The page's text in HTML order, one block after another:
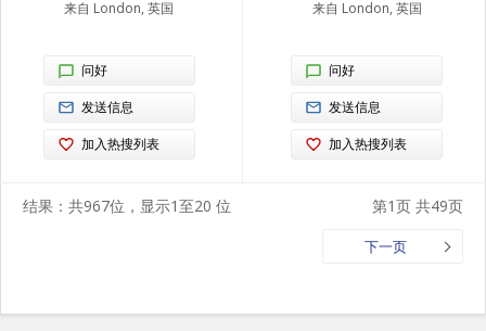
来自 London, 英国
问好
发送信息
加入热搜列表
来自 London, 英国
问好
发送信息
加入热搜列表
第1页 共49页
下一页
结果：共967位，显示1至20 位